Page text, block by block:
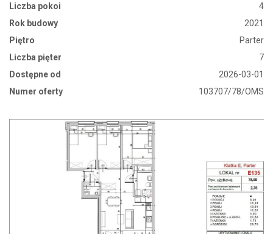
Liczba pokoi
4
Rok budowy
2021
Piętro
Parter
Liczba pięter
7
Dostępne od
2026-03-01
Numer oferty
103707/78/OMS